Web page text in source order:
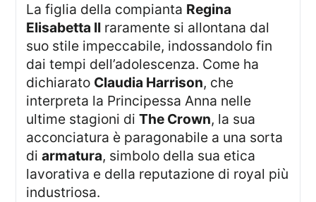
La figlia della compianta Regina
Elisabetta II raramente si allontana dal
suo stile impeccabile, indossandolo fin
dai tempi dell’adolescenza. Come ha
dichiarato Claudia Harrison, che
interpreta la Principessa Anna nelle
ultime stagioni diThe Crown, la sua
acconciatura è paragonabile a una sorta
diarmatura, simbolo della sua etica
lavorativa e della reputazione di royal più
industriosa.